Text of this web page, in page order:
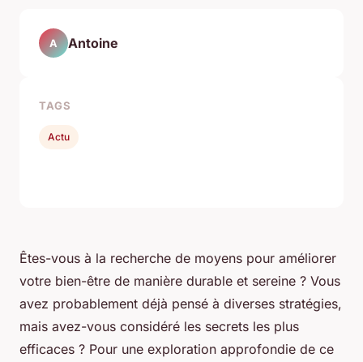
Êtes-vous à la recherche de moyens pour améliorer
votre bien-être de manière durable et sereine ? Vous
avez probablement déjà pensé à diverses stratégies,
mais avez-vous considéré les secrets les plus
efficaces ? Pour une exploration approfondie de ce
A Antoine
TAGS
Actu